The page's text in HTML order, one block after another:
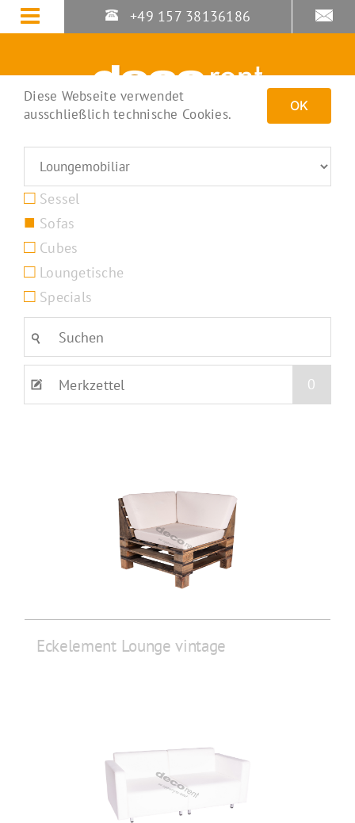
Zum
Inhalt
+49 157 38136186
Sessel
Sofas
Cubes
Loungetische
Specials
Merkzettel 0
Eckelement Lounge vintage
Diese Webseite verwendet
ausschließlich technische Cookies.
OK